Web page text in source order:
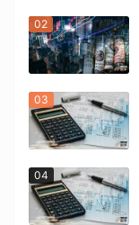
02
03
04